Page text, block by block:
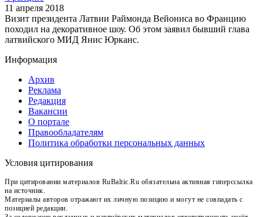
11 апреля 2018
Визит президента Латвии Раймонда Вейониса во Францию
походил на декоративное шоу. Об этом заявил бывший глава
латвийского МИД Янис Юрканс.
Информация
Архив
Реклама
Редакция
Вакансии
О портале
Правообладателям
Политика обработки персональных данных
Условия цитирования
При цитировании материалов RuBaltic.Ru обязательна активная гиперссылка
на источник.
Материалы авторов отражают их личную позицию и могут не совпадать с
позицией редакции.